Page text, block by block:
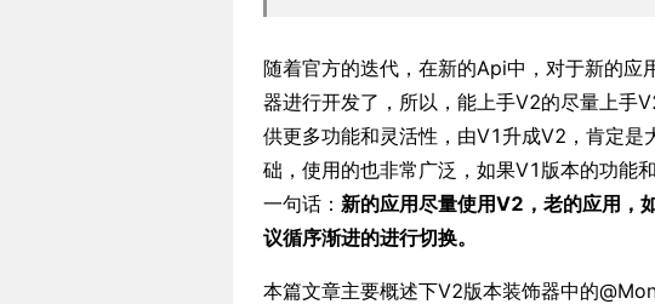
随着官方的迭代，在新的Api中，对于新的
器进行开发了，所以，能上手V2的尽量上手
供更多功能和灵活性，由V1升成V2，肯定
础，使用的也非常广泛，如果V1版本的功能
一句话： 新的应用尽量使用V2，老的应用，
议循序渐进的进行切换。
本篇文章主要概述下V2版本装饰器中的